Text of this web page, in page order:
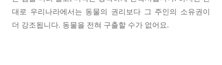
대로 우리나라에서는 동물의 권리보다 그 주인의 소유권이
더 강조됩니다. 동물을 전혀 구출할 수가 없어요.